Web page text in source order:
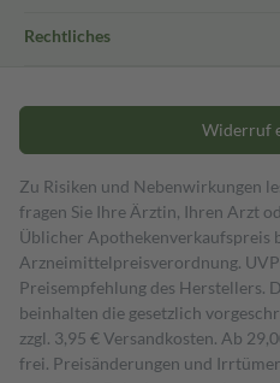
Rechtliches
Widerruf
Zu Risiken und Nebenwirkungen
fragen Sie Ihre Ärztin, Ihren Arzt
Üblicher Apothekenverkaufspreis
Arzneimittelpreisverordnung.
Preisempfehlung des Herstellers.
beinhalten die gesetzlich
zzgl. 3,95 € Versandkosten. Ab
frei. Preisänderungen und